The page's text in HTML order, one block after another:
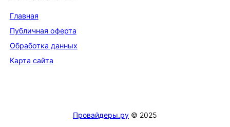
Главная
Публичная оферта
Обработка данных
Карта сайта
Провайдеры.ру © 2025